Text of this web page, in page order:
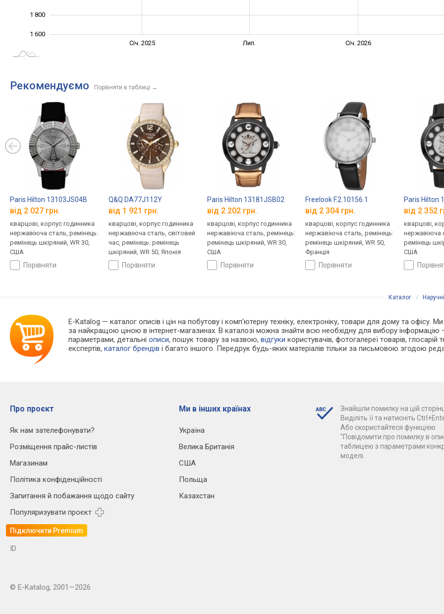
1 600
1 800
Січ. 2025 Лип. Січ. 2026
Рекомендуємо Порівняти в таблиці →
Paris Hilton 13103JS04B
від 2 027 грн.
кварцові, корпус годинника
нержавіюча сталь, ремінець:
ремінець шкіряний, WR 30,
США
порівняти
Q&Q DA77J112Y
від 1 921 грн.
кварцові, корпус годинника
нержавіюча сталь, світовий
час, ремінець: ремінець
шкіряний, WR 50, Японія
порівняти
Paris Hilton 13181JSB02
від 2 202 грн.
кварцові, корпус годинника
нержавіюча сталь, ремінець:
ремінець шкіряний, WR 30,
США
порівняти
Freelook F.2.10156.1
від 2 304 грн.
кварцові, корпус годинника
нержавіюча сталь, ремінець:
ремінець шкіряний, WR 50,
Франція
порівняти
Paris Hilton
від 2 352
кварцові,
нержавіюча
ремінець
США
Каталог /
E-Katalog — каталог описів і цін на побутову і комп'ютерну техніку, електроніку, товари для дому та офісу.
за найкращою ціною в інтернет-магазинах. В каталозі можна знайти всю необхідну для вибору
параметрами, детальніописи, пошук товару за назвою,відгуки користувачів, фотогалереї товарів, глосарій
експертів,каталог брендів і багато іншого. Передрук будь-яких матеріалів тільки за письмовою згодою
Про проєкт
Як нам зателефонувати?
Розміщення прайс-листів
Магазинам
Політика конфіденційності
Запитання й побажання щодо сайту
Популяризувати проєкт
Підключити Premium
Ми в інших країнах
Україна
Велика Британія
США
Польща
Казахстан
Знайшли помилку на цій
Виділіть її та натисніть
Або скористайтеся функцією
"Повідомити про помилку в
таблицею з параметрами
моделі.
ID
© E-Katalog, 2001—2026